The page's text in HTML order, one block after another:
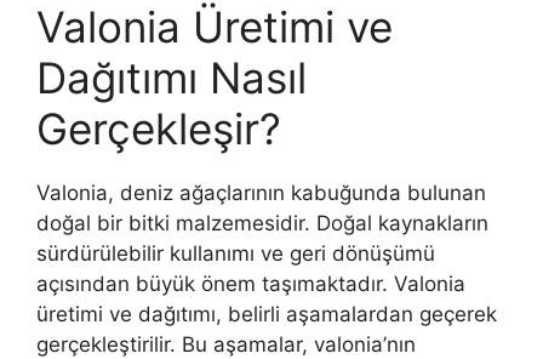
Valonia Üretimi ve
Dağıtımı Nasıl
Gerçekleşir?
Valonia, deniz ağaçlarının kabuğunda bulunan
doğal bir bitki malzemesidir. Doğal kaynakların
sürdürülebilir kullanımı ve geri dönüşümü
açısından büyük önem taşımaktadır. Valonia
üretimi ve dağıtımı, belirli aşamalardan geçerek
gerçekleştirilir. Bu aşamalar, valonia’nın